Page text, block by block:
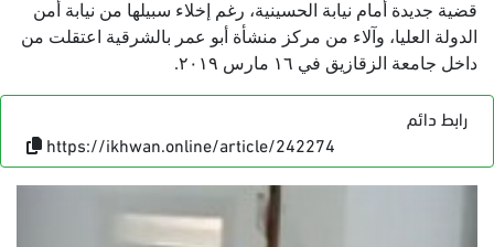
قضية جديدة أمام نيابة الحسينية، رغم إخلاء سبيلها من نيابة أمن
الدولة العليا، وآلاء من مركز منشأة أبو عمر بالشرقية اعتقلت من
داخل جامعة الزقازيق في ١٦ مارس ٢٠١٩.
رابط دائم
https://ikhwan.online/article/242274